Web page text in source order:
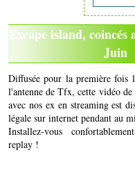
Excape island, coincés
Juin
Diffusée pour la première fois
l'antenne de Tfx, cette vidéo de
avec nos ex en streaming est
légale sur internet pendant au
Installez-vous
replay !